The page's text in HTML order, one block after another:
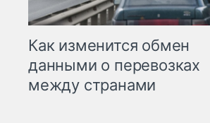
Как изменится обмен
данными о перевозках
между странами